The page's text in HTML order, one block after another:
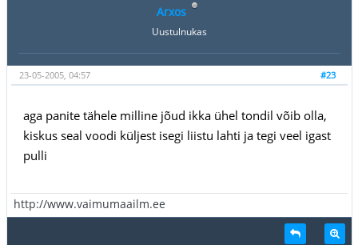
Arxos
Uustulnukas
#23
23-05-2005, 04:57
aga panite tähele milline jõud ikka ühel tondil võib olla,
kiskus seal voodi küljest isegi liistu lahti ja tegi veel igast
pulli
http://www.vaimumaailm.ee